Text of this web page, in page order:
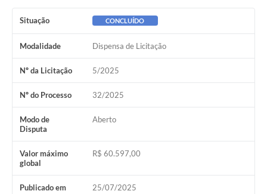
Situação CONCLUÍDO
Modalidade Dispensa de Licitação
Nº da Licitação 5/2025
Nº do Processo 32/2025
Modo de
Disputa
Aberto
Valor máximo
global
R$ 60.597,00
Publicado em 25/07/2025